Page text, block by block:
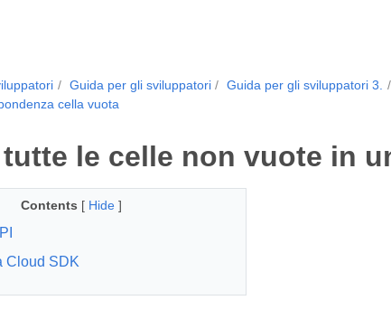
Guida per gli sviluppatori Guida per gli sviluppatori 3.
cella vuota
le celle non vuote in
Contents [ Hide ]
Cloud SDK